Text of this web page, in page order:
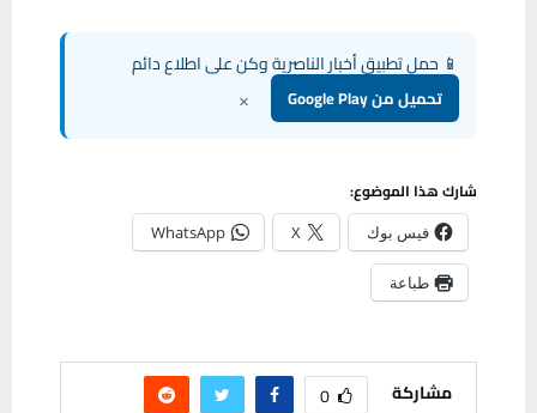
📱 حمل تطبيق أخبار الناصرية وكن على اطلاع دائم
تحميل من Google Play ×
شارك هذا الموضوع:
فيس بوك X
WhatsApp
طباعة
مشاركة 0